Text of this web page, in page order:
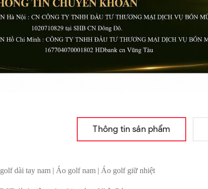
Thông tin sản phẩm
dài tay nam | Áo golf nam | Áo golf giữ nhiệt